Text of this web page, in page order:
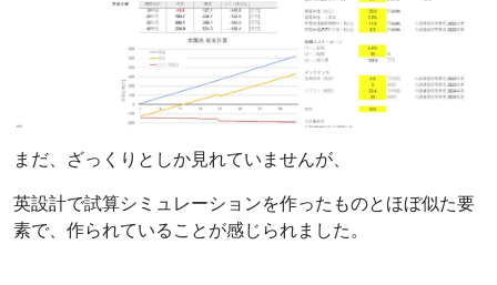
まだ、ざっくりとしか見れていませんが、
英設計で試算シミュレーションを作ったものとほぼ似た要
素で、作られていることが感じられました。